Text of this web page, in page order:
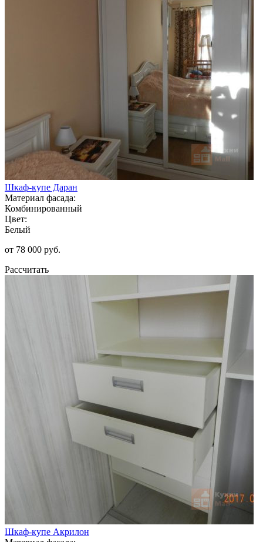
Шкаф-купе Даран
Материал фасада:
Комбинированный
Цвет:
Белый
от 78 000 руб.
Рассчитать
Шкаф-купе Акрилон